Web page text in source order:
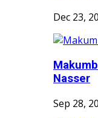
Dec 23,
Nasser
Sep 28,